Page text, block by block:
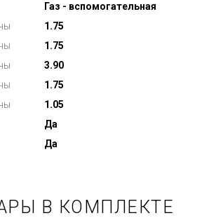
Газ - вспомогательная
1.75
1.75
3.90
1.75
1.05
Да
Да
В КОМПЛЕКТЕ